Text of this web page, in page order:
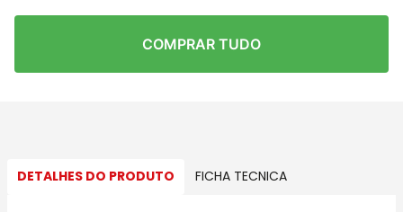
COMPRAR TUDO
DETALHES DO PRODUTO FICHA TECNICA